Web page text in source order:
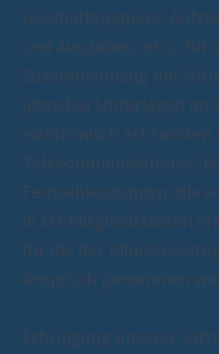
Geschäftspapiere,
und Ausgaben, etc.), für
Zusammenhang mit
Jahre bei Unterlagen im
elektronisch erbrachten
Telekommunikations-,
Fernsehleistungen, die
in EU-Mitgliedstaaten
für die der Mini-One-
Anspruch genommen
Erbringung unserer